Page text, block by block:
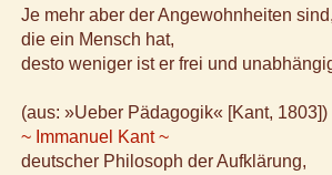
Je mehr aber der Angewohnheiten sind,
die ein Mensch hat,
desto weniger ist er frei und
(aus: »Ueber Pädagogik« [Kant, 1803])
~ Immanuel Kant ~
deutscher Philosoph der Aufklärung,